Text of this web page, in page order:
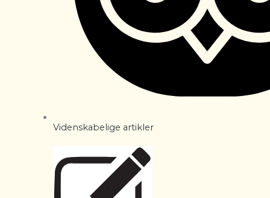
Videnskabelige artikler